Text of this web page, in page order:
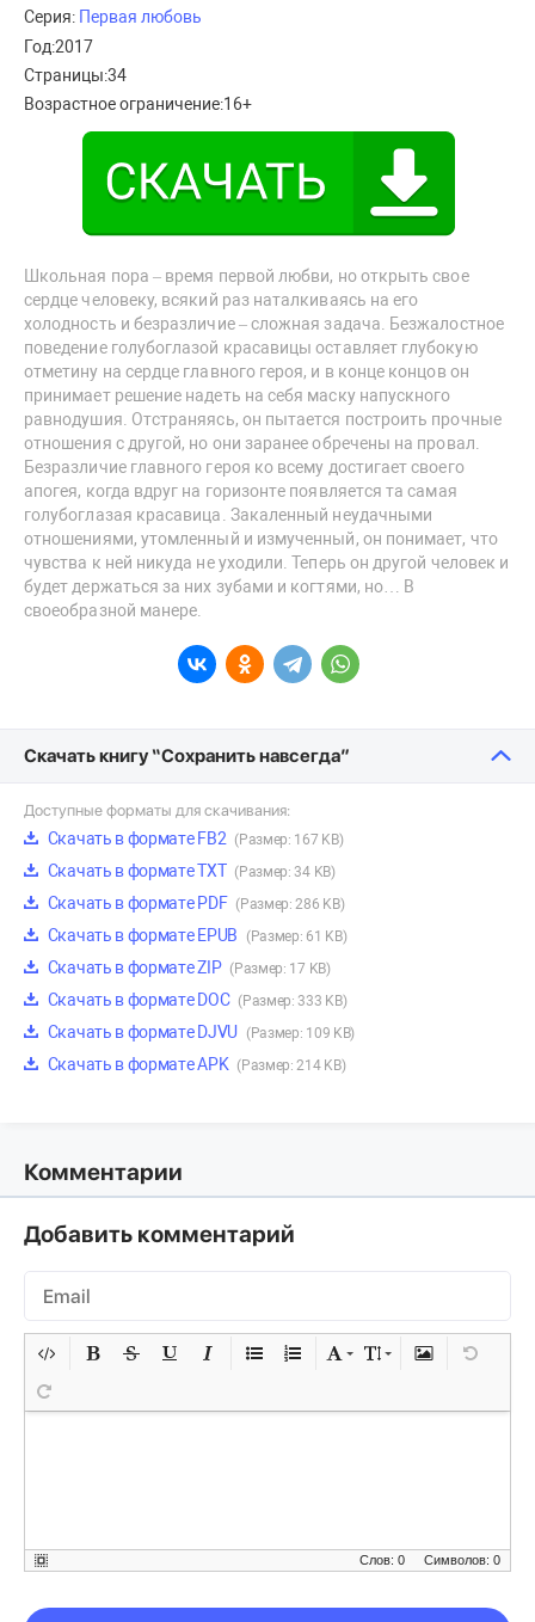
Серия: Первая любовь
Год:2017
Страницы:34
Возрастное ограничение:16+
Школьная пора – время первой любви, но открыть свое
сердце человеку, всякий раз наталкиваясь на его
холодность и безразличие – сложная задача. Безжалостное
поведение голубоглазой красавицы оставляет глубокую
отметину на сердце главного героя, и в конце концов он
принимает решение надеть на себя маску напускного
равнодушия. Отстраняясь, он пытается построить прочные
отношения с другой, но они заранее обречены на провал.
Безразличие главного героя ко всему достигает своего
апогея, когда вдруг на горизонте появляется та самая
голубоглазая красавица. Закаленный неудачными
отношениями, утомленный и измученный, он понимает, что
чувства к ней никуда не уходили. Теперь он другой человек и
будет держаться за них зубами и когтями, но… В
своеобразной манере.
Скачать книгу “Сохранить навсегда”
Доступные форматы для скачивания:
Скачать в формате FB2 (Размер: 167 KB)
Скачать в формате TXT (Размер: 34 KB)
Скачать в формате PDF (Размер: 286 KB)
Скачать в формате EPUB (Размер: 61 KB)
Скачать в формате ZIP (Размер: 17 KB)
Скачать в формате DOC (Размер: 333 KB)
Скачать в формате DJVU (Размер: 109 KB)
Скачать в формате APK (Размер: 214 KB)
Комментарии
Добавить комментарий
Символов: 0
Слов: 0